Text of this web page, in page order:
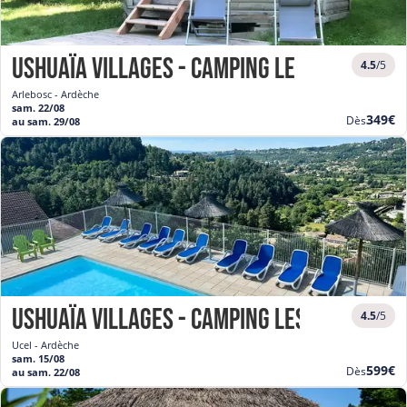
Ushuaïa Villages - Camping Le Viaduc ***
Arlebosc - Ardèche
4.5/5
sam. 22/08
au sam. 29/08
Dès
prix
349€
Ushuaïa Villages - Camping Les Pins
Ucel - Ardèche
4.5/5
sam. 15/08
au sam. 22/08
Dès
prix
599€